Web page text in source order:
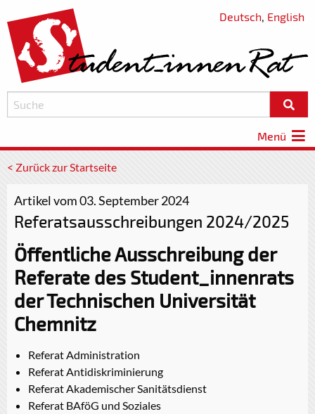
Deutsch, English
Menü
< Zurück zur Startseite
Artikel vom 03. September 2024
Referatsausschreibungen 2024/2025
Öffentliche Ausschreibung der
Referate des Student_innenrats
der Technischen Universität
Chemnitz
Referat Administration
Referat Antidiskriminierung
Referat Akademischer Sanitätsdienst
Referat BAföG und Soziales